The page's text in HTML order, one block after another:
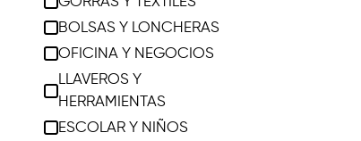
BOLSAS Y LONCHERAS
OFICINA Y NEGOCIOS
LLAVEROS Y
HERRAMIENTAS
ESCOLAR Y NIÑOS